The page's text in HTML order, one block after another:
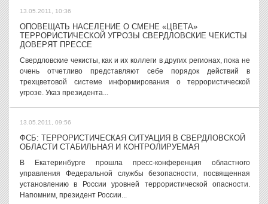
13.05.2011, 10:36
ОПОВЕЩАТЬ НАСЕЛЕНИЕ О СМЕНЕ «ЦВЕТА»
ТЕРРОРИСТИЧЕСКОЙ УГРОЗЫ СВЕРДЛОВСКИЕ ЧЕКИСТЫ
ДОВЕРЯТ ПРЕССЕ
Свердловские чекисты, как и их коллеги в других регионах, пока не
очень отчетливо представляют себе порядок действий в
трехцветовой системе информирования о террористической
угрозе. Указ президента...
13.05.2011, 09:56
ФСБ: ТЕРРОРИСТИЧЕСКАЯ СИТУАЦИЯ В СВЕРДЛОВСКОЙ
ОБЛАСТИ СТАБИЛЬНАЯ И КОНТРОЛИРУЕМАЯ
В Екатеринбурге прошла пресс-конференция областного
управления Федеральной службы безопасности, посвященная
установлению в России уровней террористической опасности.
Напомним, президент России...